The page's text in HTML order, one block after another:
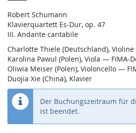
Robert Schumann
Klavierquartett Es-Dur, op. 47
III. Andante cantabile
Charlotte Thiele (Deutschland),
Karolina Pawul (Polen), Viola — FIMA-
Oliwia Meiser (Polen), Violoncello —
Duojia Xie (China), Klavier
Der Buchungszeitraum für
ist beendet.